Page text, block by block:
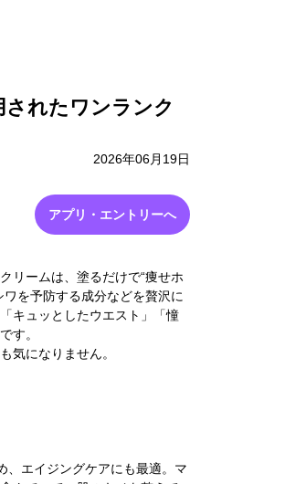
れたワンランク
2026年06月19日
アプリ・エントリーへ
リームは、塗るだけで“痩せホ
を予防する成分などを贅沢に
キュッとしたウエスト」「憧
す。
気になりません。
、エイジングケアにも最適。マ